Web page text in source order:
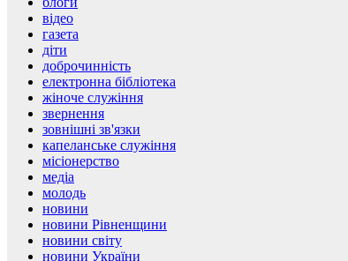
відео
газета
діти
доброчинність
електронна бібліотека
жіноче служіння
звернення
зовнішні зв'язки
капеланське служіння
місіонерство
медіа
молодь
новини
новини Рівненщини
новини світу
новини України